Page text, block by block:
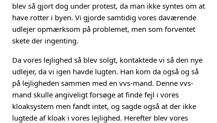
blev så gjort dog under protest, da man ikke syntes om at
have rotter i byen. Vi gjorde samtidig vores daværende
udlejer opmærksom på problemet, men som forventet
skete der ingenting.
Da vores lejlighed så blev solgt, kontaktede vi så den nye
udlejer, da vi igen havde lugten. Han kom da også og så
på lejligheden sammen med en vvs-mand. Denne vvs-
mand skulle angiveligt forsøge at finde fejl i vores
kloaksystem men fandt intet, og sagde også at der ikke
lugtede af kloak i vores lejlighed. Herefter blev vores